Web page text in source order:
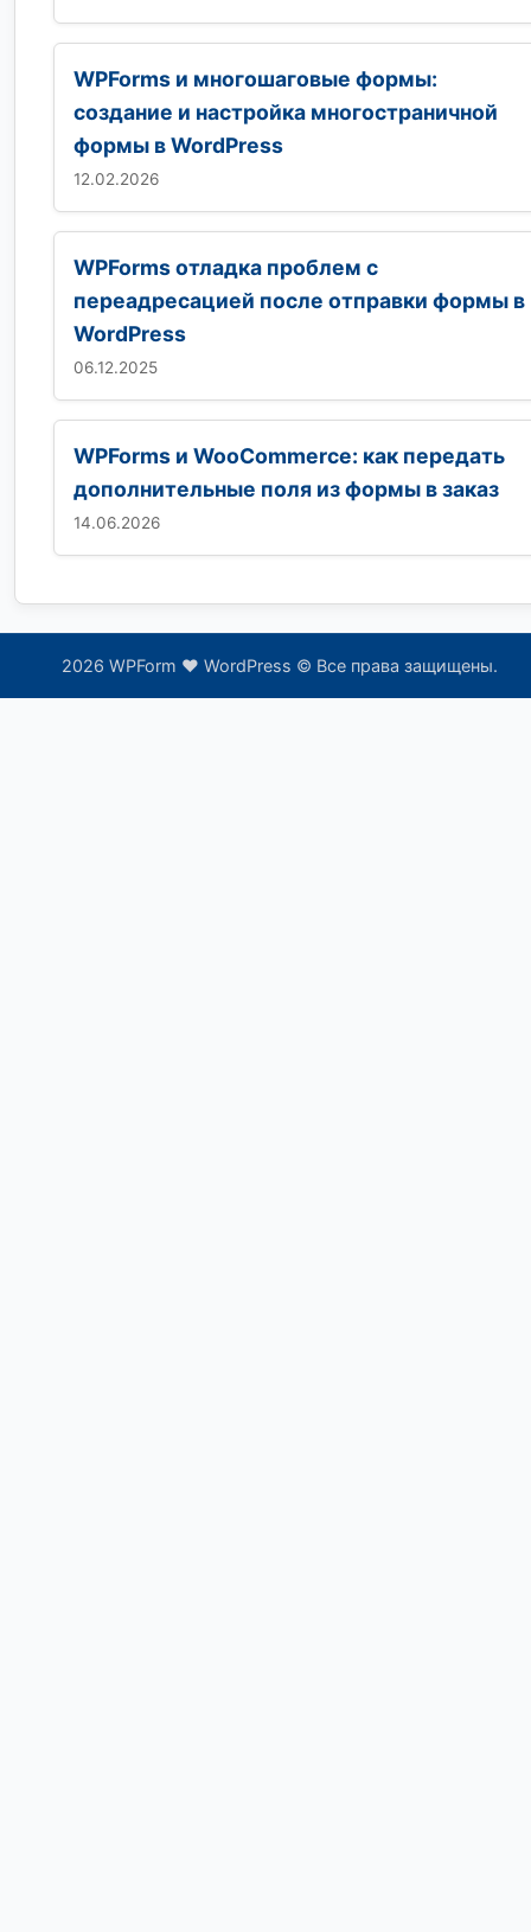
WPForms и многошаговые формы:
создание и настройка многостраничной
формы в WordPress
12.02.2026
WPForms отладка проблем с
переадресацией после отправки формы в
WordPress
06.12.2025
WPForms и WooCommerce: как передать
дополнительные поля из формы в заказ
14.06.2026
2026 WPForm ❤ WordPress © Все права защищены.